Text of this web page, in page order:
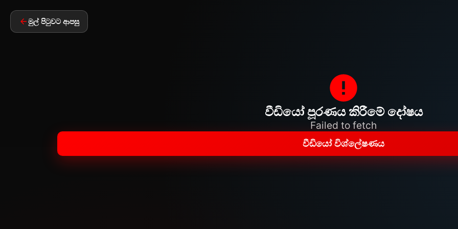
මුල් පිටුවට ආපසු
වීඩියෝ පූරණය කිරීමේ දෝෂය
Failed to fetch
වීඩියෝ විශ්ලේෂණය